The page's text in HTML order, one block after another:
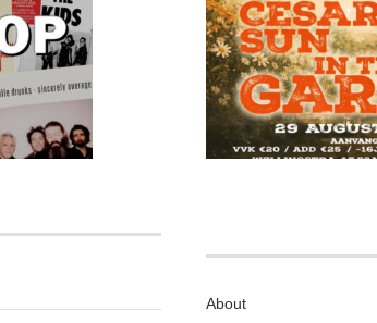
About